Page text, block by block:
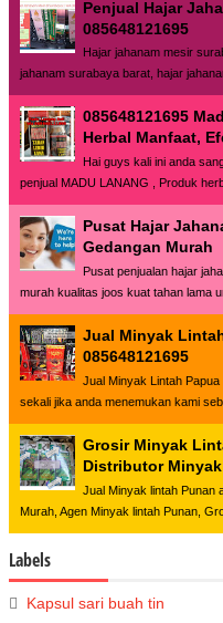
Penjual Hajar
085648121695
Hajar jahanam mesir
jahanam surabaya barat, hajar
085648121695
Herbal Manfaat,
Hai guys kali ini anda
penjual MADU LANANG , Produk
Pusat Hajar
Gedangan Murah
Pusat penjualan hajar
murah kualitas joos kuat tahan lama
Jual Minyak
085648121695
Jual Minyak Lintah
sekali jika anda menemukan kami
Grosir Minyak
Distributor
Jual Minyak lintah Punan
Murah, Agen Minyak lintah Punan,
Labels
Kapsul sari buah tin